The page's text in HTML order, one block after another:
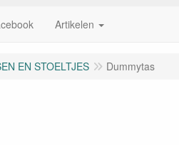
Artikelen
EN STOELTJES Dummytas